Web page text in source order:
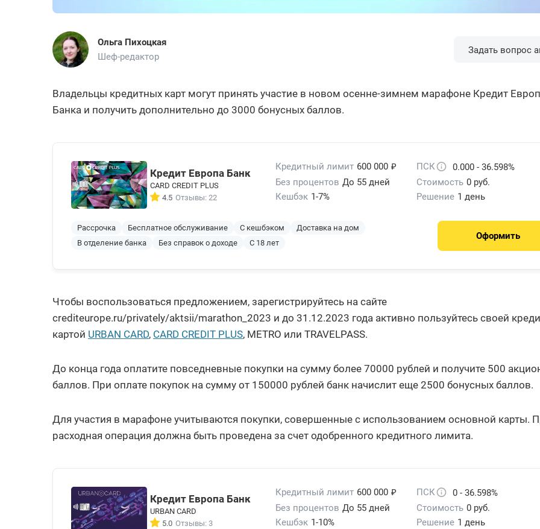
Ольга Пихоцкая
Шеф-редактор
Задать вопрос
Владельцы кредитных карт могут принять участие в новом осенне-зимнем марафоне Кредит
Банка и получить дополнительно до 3000 бонусных баллов.
Кредит Европа Банк
CARD CREDIT PLUS
4.5 Отзывы: 22
Кредитный лимит 600 000 ₽ ПСК
0.000 - 36.598%
Без процентов До 55 дней Стоимость 0 руб.
Кешбэк 1-7% Решение 1 день
Рассрочка Бесплатное обслуживание С кешбэком
Доставка на дом
В отделение банка
Без справок о доходе С 18 лет
Оформить
Чтобы воспользоваться предложением, зарегистрируйтесь на сайте
crediteurope.ru/privately/aktsii/marathon_2023 и до 31.12.2023 года активно пользуйтесь своей
картой URBAN CARD, CARD CREDIT PLUS, METRO или TRAVELPASS.
До конца года оплатите повседневные покупки на сумму более 70000 рублей и получите 500
баллов. При оплате покупок на сумму от 150000 рублей банк начислит еще 2500 бонусных баллов.
Для участия в марафоне учитываются покупки, совершенные с использованием основной карты.
расходная операция должна быть проведена за счет одобренного кредитного лимита.
Кредит Европа Банк
URBAN CARD
5.0 Отзывы: 3
Кредитный лимит 600 000 ₽ ПСК
0 - 36.598%
Без процентов До 55 дней Стоимость 0 руб.
Кешбэк 1-10% Решение 1 день